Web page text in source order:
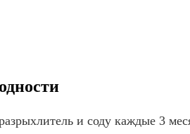
и соду каждые 3